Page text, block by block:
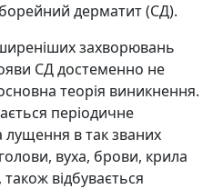
дерматит (СД).
захворювань
СД достеменно не
теорія виникнення.
періодичне
лущення в так званих
вуха, брови, крила
відбувається